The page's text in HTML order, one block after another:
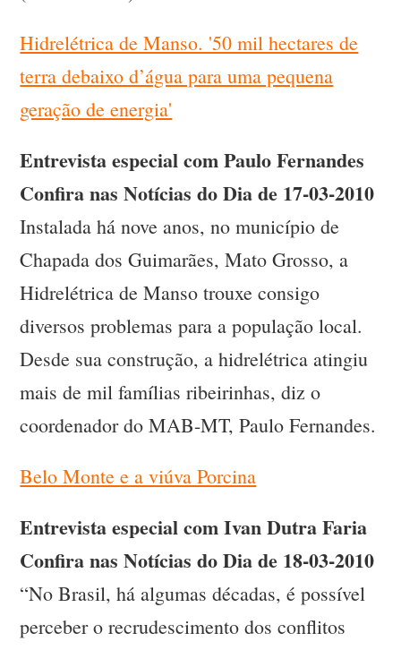
Hidrelétrica de Manso. '50 mil hectares de
terra debaixo d’água para uma pequena
geração de energia'
Entrevista especial comPaulo Fernandes
Confira nas Notícias do Dia de 17-03-2010
Instalada há nove anos, no município de
Chapada dos Guimarães, Mato Grosso, a
Hidrelétrica de Manso trouxe consigo
diversos problemas para a população local.
Desde sua construção, a hidrelétrica atingiu
mais de mil famílias ribeirinhas, diz o
coordenador do MAB-MT, Paulo Fernandes.
Belo Monte e a viúva Porcina
Entrevista especial comIvan Dutra Faria
Confira nas Notícias do Dia de 18-03-2010
“No Brasil, há algumas décadas, é possível
perceber o recrudescimento dos conflitos